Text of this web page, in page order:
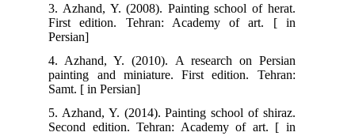
3. Azhand, Y. (2008). Painting school of herat.
First edition. Tehran: Academy of art. [ in
4. Azhand, Y. (2010). A research on Persian
painting and miniature. First edition. Tehran:
Samt. [ in Persian]
5. Azhand, Y. (2014). Painting school of shiraz.
Second edition. Tehran: Academy of art. [ in